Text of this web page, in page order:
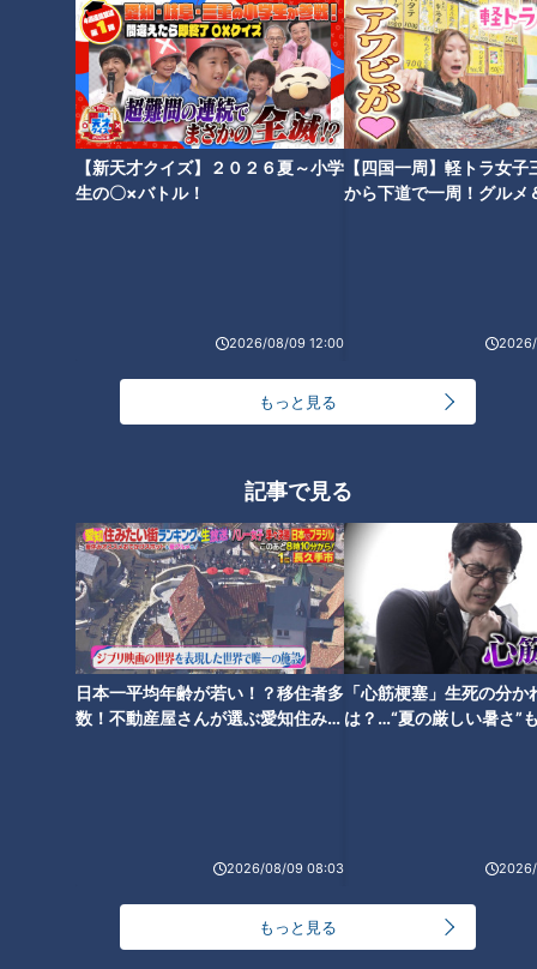
【新天才クイズ】２０２６夏～小学
生の〇×バトル！
2026/08/09 12:00
【四国一周】軽トラ女子
から下道で一周！グルメ
もっと見る
記事で見る
日本一平均年齢が若い！？移住者多
数！不動産屋さんが選ぶ愛知住みた
2026/08/09 08:03
「心筋梗塞」生死の分か
は？…“夏の厳しい暑さ”
もっと見る
CBCテレビ：画像『チャント！』
臭いの原因は、足そのものではなく、足の環境！佐々木先生は
「手のひらと足の裏は、そもそも皮膚の構造はほとんど一緒。
のを履いて温めているので、他の季節に比べると、足の汗は多
佐々木先生に、足の臭い対策を教えてもらいました。「イソ吉
しまいます。せっけんで、皮膚全体をしっかり洗って流してあ
げるのが有効です」とのこと。その他、職場などではサンダル
に履き替え、少しでも足元の蒸れを防ぐことが効果的です。
座敷の飲食店など、すぐに対策したい場合の応急処置も聞きま
した。「イソ吉草酸はエタノールに溶けるので、除菌アルコー
ルシートで、足を満遍なく拭けば、少し臭いが減ります」との